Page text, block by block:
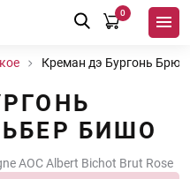
0
Креман дэ Бургонь
БИШО
AOC Albert Bichot Brut Rose